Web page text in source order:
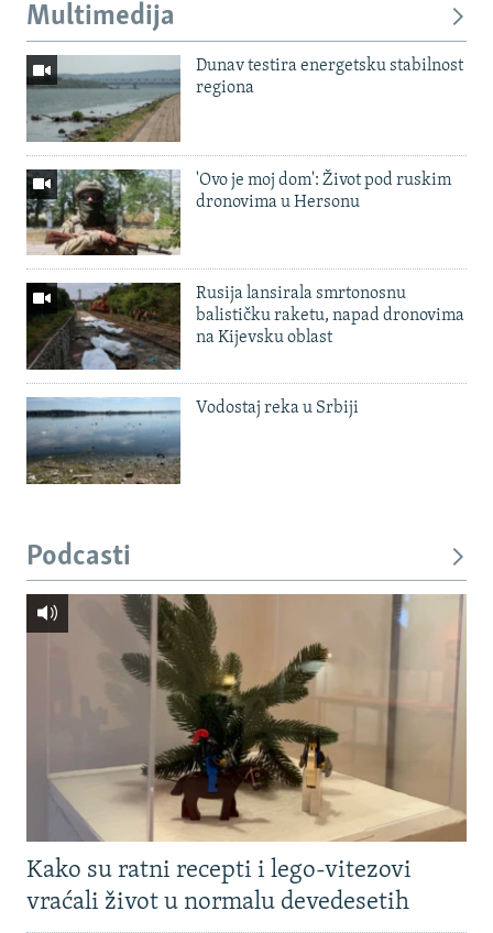
Multimedija
Dunav testira energetsku stabilnost
regiona
'Ovo je moj dom': Život pod ruskim
dronovima u Hersonu
Rusija lansirala smrtonosnu
balističku raketu, napad dronovima
na Kijevsku oblast
Vodostaj reka u Srbiji
Podcasti
Kako su ratni recepti i lego-vitezovi
vraćali život u normalu devedesetih